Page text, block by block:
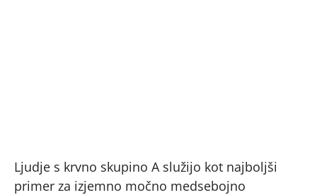
Ljudje s krvno skupino A služijo kot najboljši
primer za izjemno močno medsebojno